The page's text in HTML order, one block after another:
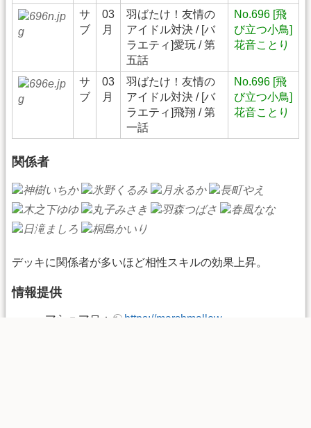
サ
ブ
03
月
羽ばたけ！友情の
アイドル対決 / [バ
ラエティ]愛玩 / 第
五話
No.696 [飛
び立つ小鳥]
花音ことり
サ
ブ
03
月
羽ばたけ！友情の
アイドル対決 / [バ
ラエティ]飛翔 / 第
一話
No.696 [飛
び立つ小鳥]
花音ことり
関係者
デッキに関係者が多いほど相性スキルの効果上昇。
情報提供
マシュマロ：
https://marshmallow-